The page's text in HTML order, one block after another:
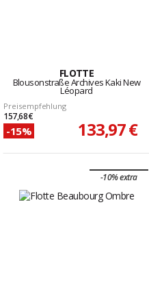
FLOTTE
Blousonstraße Archives Kaki New
Léopard
Preisempfehlung
157,68 €
-15% 133,97 €
-10% extra